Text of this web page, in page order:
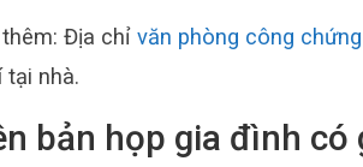
Địa chỉ văn phòng công chứng
tại nhà.
bản họp gia đình